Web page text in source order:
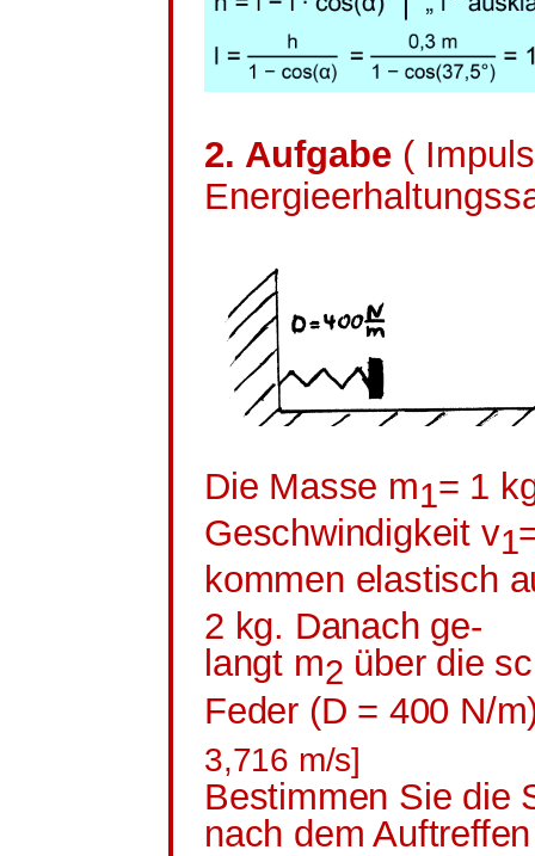
2. Aufgabe (
Die Masse m1= 1
Geschwindigkeit v1
kommen elastisch
2 kg. Danach ge-
langt m2 über die
Feder (D = 400 N/
3,716 m/s]
Bestimmen Sie die
nach dem